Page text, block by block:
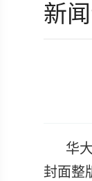
新
华
封面整